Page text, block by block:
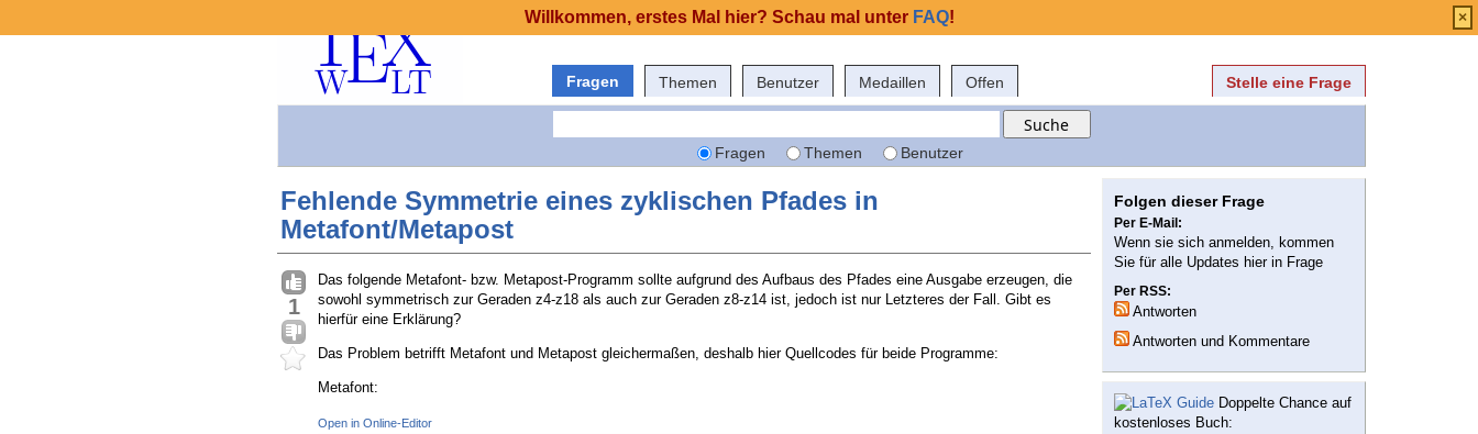
Fragen Themen Benutzer Medaillen Offen Stelle eine Frage
Fragen Themen Benutzer
Fehlende Symmetrie eines zyklischen Pfades in
Metafont/Metapost
1
Das folgende Metafont- bzw. Metapost-Programm sollte aufgrund des Aufbaus des Pfades eine Ausgabe erzeugen, die
sowohl symmetrisch zur Geraden z4-z18 als auch zur Geraden z8-z14 ist, jedoch ist nur Letzteres der Fall. Gibt es
hierfür eine Erklärung?
Das Problem betrifft Metafont und Metapost gleichermaßen, deshalb hier Quellcodes für beide Programme:
Metafont:
Open in Online-Editor
Folgen dieser Frage
Per E-Mail:
Wenn sie sich anmelden, kommen
Sie für alle Updates hier in Frage
Per RSS:
Antworten
Antworten und Kommentare
Doppelte Chance auf
kostenloses Buch:
Willkommen, erstes Mal hier? Schau mal unter FAQ! ×